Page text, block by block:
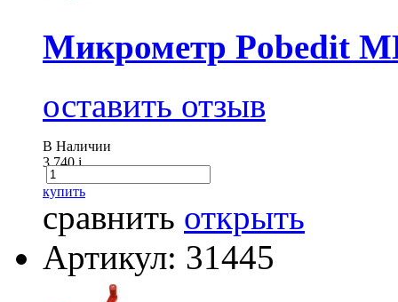
Микрометр Pobedit
оставить отзыв
В Наличии
3 740i
купить
сравнить открыть
Артикул: 31445